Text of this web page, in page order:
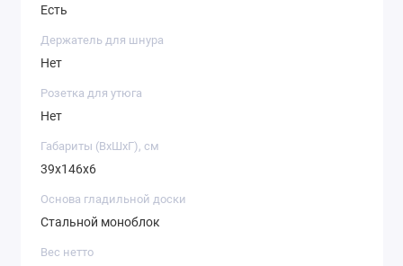
Есть
Держатель для шнура
Нет
Розетка для утюга
Нет
Габариты (ВхШхГ), см
39х146х6
Основа гладильной доски
Стальной моноблок
Вес нетто